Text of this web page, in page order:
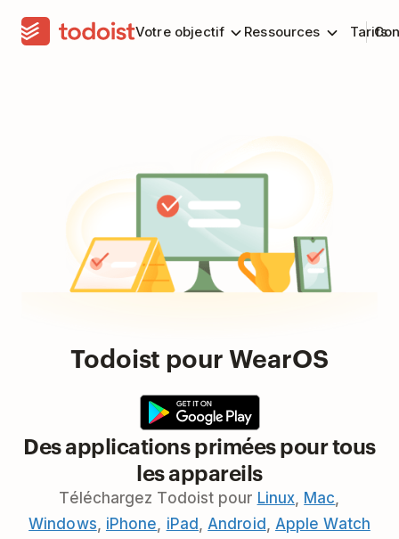
Votre objectif Ressources Tarifs
Todoist pour WearOS
Des applications primées pour tous
les appareils
Téléchargez Todoist pour Linux Mac
Windows iPhone iPad Android Apple Watch